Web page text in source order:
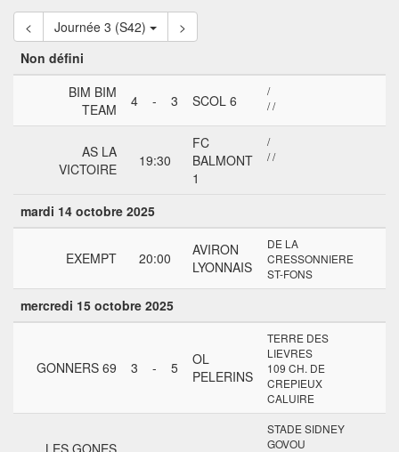
< Journée 3 (S42)
>
Non défini
BIM BIM
TEAM
4 - 3 SCOL 6
/
/ /
AS LA
VICTOIRE
19:30
FC
BALMONT
1
/
/ /
mardi 14 octobre 2025
EXEMPT 20:00
AVIRON
LYONNAIS
DE LA
CRESSONNIERE
ST-FONS
mercredi 15 octobre 2025
GONNERS 69 3 - 5
OL
PELERINS
TERRE DES
LIEVRES
109 CH. DE
CREPIEUX
CALUIRE
LES GONES
STADE SIDNEY
GOVOU